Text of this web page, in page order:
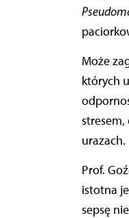
Może
których
stresem,
urazach.
Prof.
istotna
sepsę